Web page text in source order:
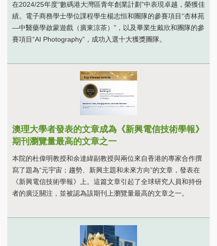
在2024/25年度“數碼港大灣區青年創業計劃”中表現卓越，榮獲佳
績。電子商務學士學位課程學生楊志恒和團隊的參賽項目“杏林苑
—中醫藥學啟蒙遊戲（廣東涼茶）”，以及畢業生戴欣和團隊的參
賽項目“AI Photography”，成功入選十大獲獎團隊。
澳理大學者發表的文章成為《新興電信技術學報》
期刊瀏覽量最高的文章之一
本院的杜偉明教授和余達緯副教授與兩位來自香港的專家合作撰
寫了題為“元宇宙；趨勢、新興主題和未來方向”的文章，發表在
《新興電信技術學報》上。這篇文章引起了全球研究人員和持份
者的廣泛關注，並被認為該期刊上瀏覽量最高的文章之一。